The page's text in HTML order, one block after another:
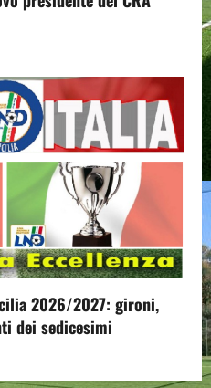
2026/2027: gironi,
dei sedicesimi